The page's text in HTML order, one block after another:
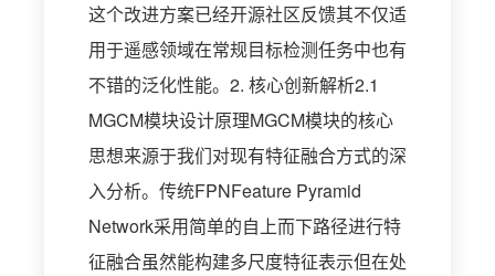
这个改进方案已经开源社区反馈其不仅适
用于遥感领域在常规目标检测任务中也有
不错的泛化性能。2. 核心创新解析2.1
MGCM模块设计原理MGCM模块的核心
思想来源于我们对现有特征融合方式的深
入分析。传统FPNFeature Pyramid
Network采用简单的自上而下路径进行特
征融合虽然能构建多尺度特征表示但在处